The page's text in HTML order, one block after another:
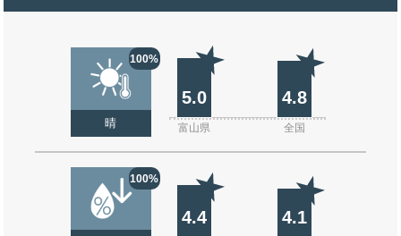
100%
晴
5.0 4.8
富山県 全国
100%
4.4 4.1